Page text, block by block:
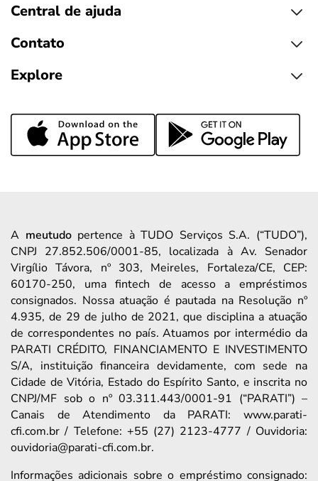
Central de ajuda
Contato
Explore
A meutudopertence à TUDO Serviços S.A. (“TUDO”),
CNPJ 27.852.506/0001-85, localizada à Av. Senador
Virgílio Távora, nº 303, Meireles, Fortaleza/CE, CEP:
60170-250, uma fintech de acesso a empréstimos
consignados. Nossa atuação é pautada na Resolução nº
4.935, de 29 de julho de 2021, que disciplina a atuação
de correspondentes no país. Atuamos por intermédio da
PARATI CRÉDITO, FINANCIAMENTO E INVESTIMENTO
S/A, instituição financeira devidamente, com sede na
Cidade de Vitória, Estado do Espírito Santo, e inscrita no
CNPJ/MF sob o nº 03.311.443/0001-91 (“PARATI”) –
Canais de Atendimento da PARATI: www.parati-
cfi.com.br / Telefone: +55 (27) 2123-4777 / Ouvidoria:
ouvidoria@parati-cfi.com.br.
Informações adicionais sobre o empréstimo consignado: